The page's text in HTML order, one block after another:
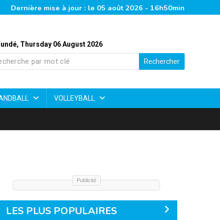
Dernière mise à jour : le 05 août 2026 - 16h50min
Thursday 06 August 2026
Rechercher
VOLLEYBALL
Publicité
LES PLUS POPULAIRES